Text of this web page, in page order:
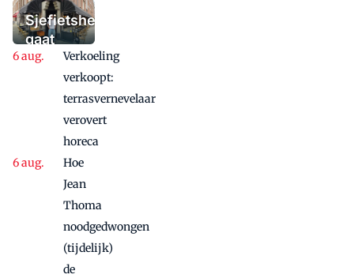
'Iedere dag een
waaaaaanzinnige
aanbieding'
Sjefietshe
gaat
vanwege
succes
maandje
Verkoeling
verkoopt:
terrasvernevelaar
verovert
horeca
Hoe
Jean
Thoma
noodgedwongen
(tijdelijk)
de